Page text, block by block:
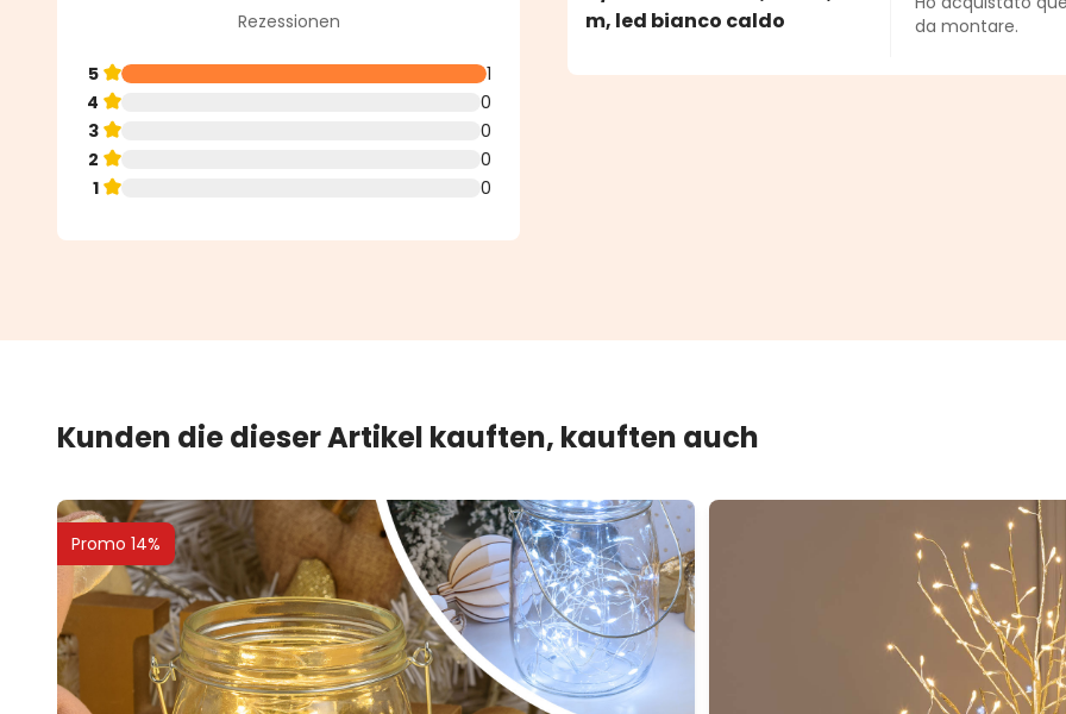
Durchschnittliche Bewertung von 5 von 5 Sternen
Rezessionen
5
1
4
0
3
0
2
0
1
0
m, led bianco caldo
da montare.
Kunden die dieser Artikel kauften, kauften auch
Promo 14%